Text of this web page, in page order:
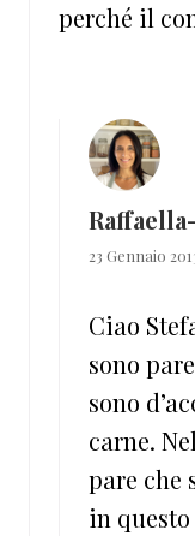
perché il
23 Gennaio
Ciao
sono
sono
carne.
pare che
in